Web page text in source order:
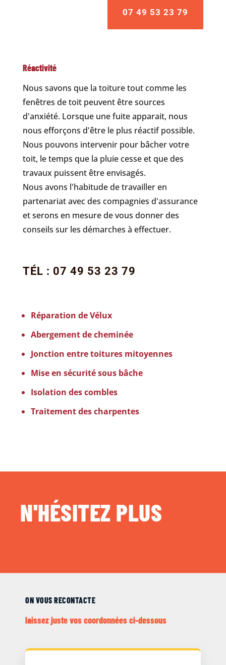
07 49 53 23 79
Réactivité
Nous savons que la toiture tout comme les
fenêtres de toit peuvent être sources
d'anxiété. Lorsque une fuite apparait, nous
nous efforçons d'être le plus réactif possible.
Nous pouvons intervenir pour bâcher votre
toit, le temps que la pluie cesse et que des
travaux puissent être envisagés.
Nous avons l'habitude de travailler en
partenariat avec des compagnies d'assurance
et serons en mesure de vous donner des
conseils sur les démarches à effectuer.
TÉL : 07 49 53 23 79
Réparation de Vélux
Abergement de cheminée
Jonction entre toitures mitoyennes
Mise en sécurité sous bâche
Isolation des combles
Traitement des charpentes
N'HÉSITEZ PLUS
ON VOUS RECONTACTE
laissez juste vos coordonnées ci-dessous